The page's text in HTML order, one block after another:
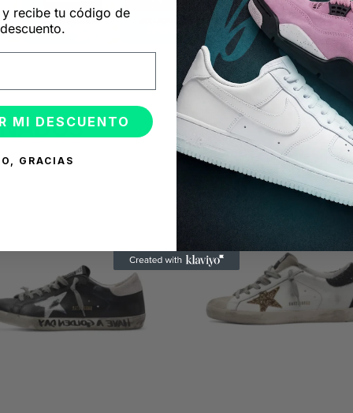
y recibe tu código de
descuento.
MI DESCUENTO
GRACIAS